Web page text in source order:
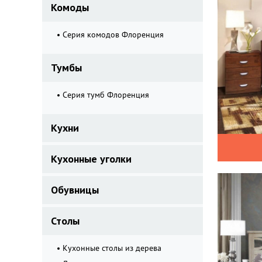
Комоды
Серия комодов Флоренция
Тумбы
Серия тумб Флоренция
Кухни
Кухонные уголки
Обувницы
Столы
Кухонные столы из дерева